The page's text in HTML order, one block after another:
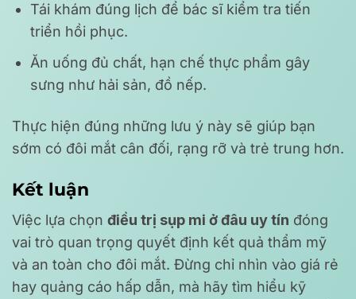
Tái khám đúng lịch để bác sĩ kiểm tra tiến
triển hồi phục.
Ăn uống đủ chất, hạn chế thực phẩm gây
sưng như hải sản, đồ nếp.
Thực hiện đúng những lưu ý này sẽ giúp bạn
sớm có đôi mắt cân đối, rạng rỡ và trẻ trung hơn.
Kết luận
Việc lựa chọn điều trị sụp mi ở đâu uy tín đóng
vai trò quan trọng quyết định kết quả thẩm mỹ
và an toàn cho đôi mắt. Đừng chỉ nhìn vào giá rẻ
hay quảng cáo hấp dẫn, mà hãy tìm hiểu kỹ